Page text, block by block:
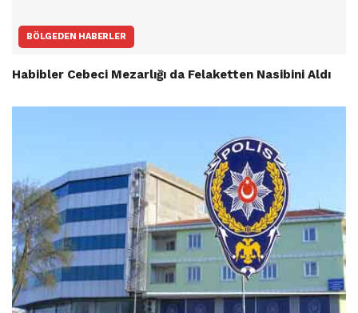
BÖLGEDEN HABERLER
Habibler Cebeci Mezarlığı da Felaketten Nasibini Aldı